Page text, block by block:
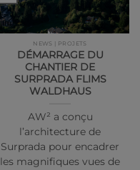
NEWS | PROJETS
DÉMARRAGE DU
CHANTIER DE
SURPRADA FLIMS
WALDHAUS
AW² a conçu
l’architecture de
Surprada pour encadrer
les magnifiques vues de